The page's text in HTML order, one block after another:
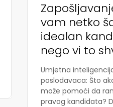
vam netko
idealan
nego vi to
Umjetna
poslodavaca: Što
može pomoći da
pravog kandidata?